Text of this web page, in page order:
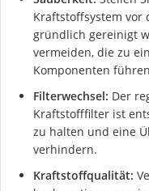
Kraftstoffsystem vor
gründlich gereinigt
vermeiden, die zu
Komponenten
Filterwechsel: Der
Kraftstofffilter ist
zu halten und eine
verhindern.
Kraftstoffqualität: